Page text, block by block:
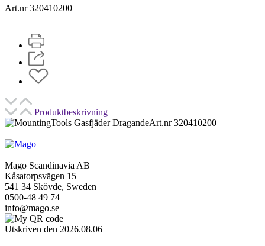
Art.nr 320410200
Produktbeskrivning
Art.nr 320410200
Mago Scandinavia AB
Kåsatorpsvägen 15
541 34 Skövde, Sweden
0500-48 49 74
info@mago.se
Utskriven den 2026.08.06